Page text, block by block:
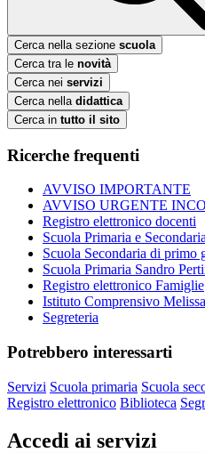
Cerca nella sezione scuola
Cerca tra le novità
Cerca nei servizi
Cerca nella didattica
Cerca in tutto il sito
Ricerche frequenti
AVVISO IMPORTANTE
AVVISO URGENTE
Registro elettronico docenti
Scuola Primaria e
Scuola Secondaria di primo
Scuola Primaria Sandro
Registro elettronico Famiglie
Istituto Comprensivo
Segreteria
Potrebbero interessarti
Servizi Scuola primaria Scuola
Registro elettronico Biblioteca
Accedi ai servizi